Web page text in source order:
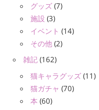
グッズ (7)
施設 (3)
イベント (14)
その他 (2)
雑記 (162)
猫キャラグッズ (11)
猫ガチャ (70)
本 (60)